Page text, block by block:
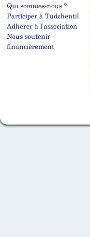
Qui sommes-nous ?
Participer à Tudchentil
Adhérer à l'association
Nous soutenir
financièrement